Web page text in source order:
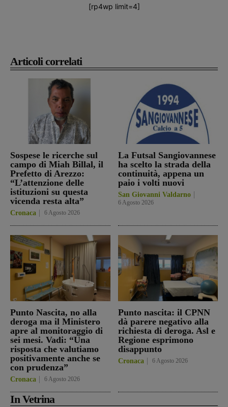
Articoli correlati
Sospese le ricerche sul
campo di Miah Billal, il
Prefetto di Arezzo:
“L’attenzione delle
istituzioni su questa
vicenda resta alta”
Cronaca 6 Agosto 2026
La Futsal Sangiovannese
ha scelto la strada della
continuità, appena un
paio i volti nuovi
San Giovanni Valdarno
6 Agosto 2026
Punto Nascita, no alla
deroga ma il Ministero
apre al monitoraggio di
sei mesi. Vadi: “Una
risposta che valutiamo
positivamente anche se
con prudenza”
Cronaca 6 Agosto 2026
Punto nascita: il CPNN
dà parere negativo alla
richiesta di deroga. Asl e
Regione esprimono
disappunto
Cronaca 6 Agosto 2026
In Vetrina
[rp4wp limit=4]